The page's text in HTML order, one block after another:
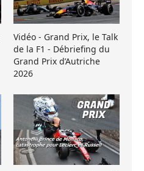
Vidéo - Grand Prix, le Talk
de la F1 - Débriefing du
Grand Prix d’Autriche
2026